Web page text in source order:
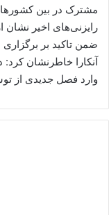
مشترک در بین
رایزنی‌های اخیر
ضمن تاکید بر
آنکارا خاطرنشان
وارد فصل جدیدی از